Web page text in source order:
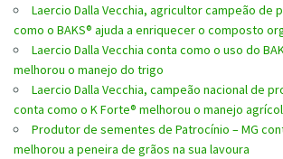
Laercio Dalla Vecchia, agricultor campeão de
como o BAKS® ajuda a enriquecer o composto
Laercio Dalla Vecchia conta como o uso do
melhorou o manejo do trigo
Laercio Dalla Vecchia, campeão nacional de
conta como o K Forte® melhorou o manejo
Produtor de sementes de Patrocínio – MG
melhorou a peneira de grãos na sua lavoura